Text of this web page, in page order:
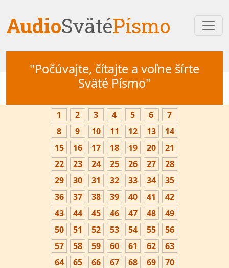
AudioSvätéPísmo
"Počúvajte, čítajte a voľne šírte
Sväté Písmo"
1 2 3 4 5 6
7
8
9 10 11 12 13
14
15
16 17 18 19 20
21
22
23 24 25 26 27
28
29
30 31 32 33 34
35
36
37 38 39 40 41
42
43
44 45 46 47 48
49
50
51 52 53 54 55
56
57
58 59 60 61 62
63
64
65 66 67 68 69
70